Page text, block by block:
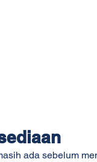
ada sebelum